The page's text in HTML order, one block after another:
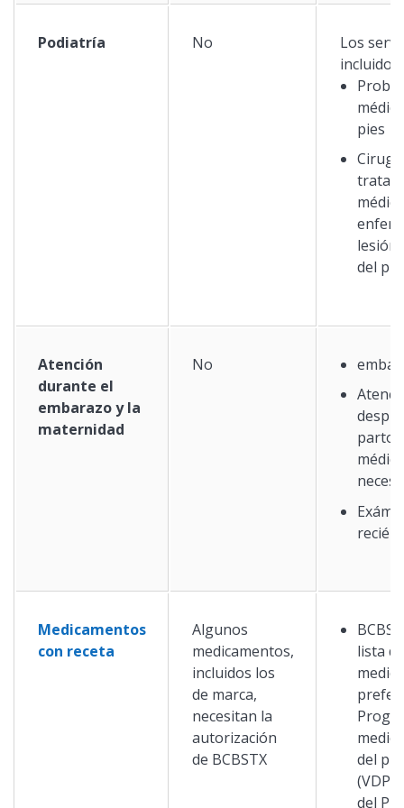
Podiatría No
Los
incluidos
pies
lesión
del pie
Atención
durante el
embarazo y la
maternidad
No
parto
recién
Medicamentos
con receta
Algunos
medicamentos,
incluidos los
de marca,
necesitan la
autorización
de BCBSTX
lista
del
(VDP,
del